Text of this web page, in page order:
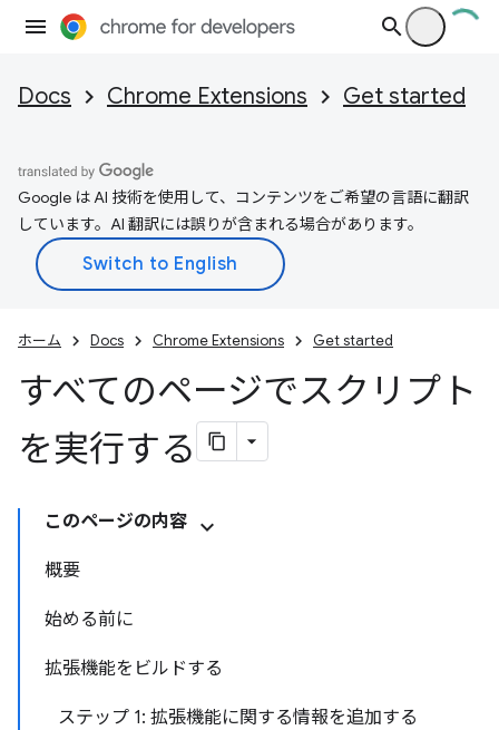
Docs Chrome Extensions Get started
Google は AI 技術を使用して、コンテンツをご希望の言語に翻訳
しています。AI 翻訳には誤りが含まれる場合があります。
ホーム Docs Chrome Extensions Get started
すべてのページでスクリプト
を実行する
このページの内容
概要
始める前に
拡張機能をビルドする
ステップ 1: 拡張機能に関する情報を追加する